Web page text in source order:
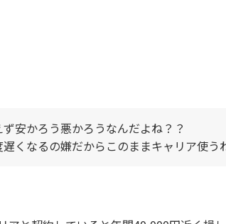
ず安かろう悪かろうなんだよね？？
くなるの嫌だからこのままキャリア使う